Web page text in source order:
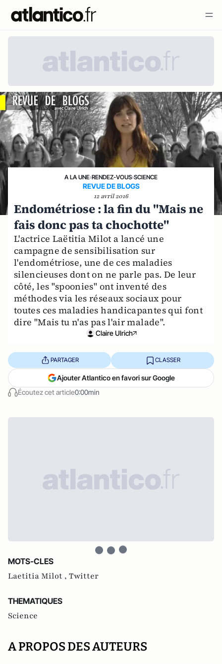
A LA UNE›RENDEZ-VOUS›SCIENCE
REVUE DE BLOGS
12 avril 2016
Endométriose : la fin du "Mais ne
fais donc pas ta chochotte"
L'actrice Laëtitia Milot a lancé une
campagne de sensibilisation sur
l'endométriose, une de ces maladies
silencieuses dont on ne parle pas. De leur
côté, les "spoonies" ont inventé des
méthodes via les réseaux sociaux pour
toutes ces maladies handicapantes qui font
dire "Mais tu n'as pas l'air malade".
Claire Ulrich
Écoutez cet article0:00min
PARTAGER CLASSER
Ajouter Atlantico en favori sur Google
MOTS-CLES
Laetitia Milot , Twitter
THEMATIQUES
Science
A PROPOS DES AUTEURS